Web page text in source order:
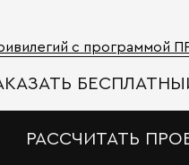
с программой
РАССЧИТАТЬ